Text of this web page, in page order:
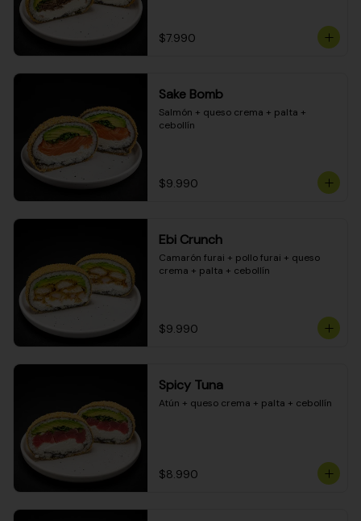
$7.990
Sake Bomb
Salmón + queso crema + palta +
cebollín
$9.990
Ebi Crunch
Camarón furai + pollo furai + queso
crema + palta + cebollín
$9.990
Spicy Tuna
Atún + queso crema + palta + cebollín
$8.990